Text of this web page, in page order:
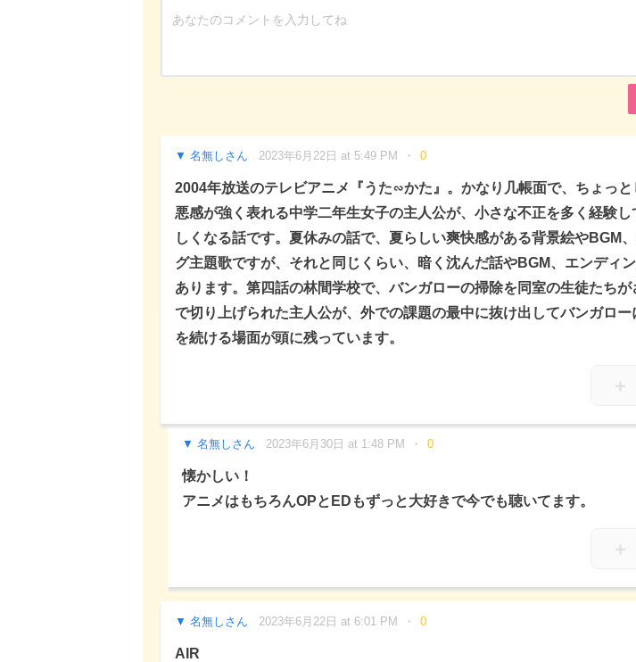
名無しさん 2023年6月22日 at 5:49 PM 0
2004年放送のテレビアニメ『うた∽かた』。かなり几帳面で、ちょっ
悪感が強く表れる中学二年生女子の主人公が、小さな不正を多く経験し
しくなる話です。夏休みの話で、夏らしい爽快感がある背景絵やBGM
グ主題歌ですが、それと同じくらい、暗く沈んだ話やBGM、エンディ
あります。第四話の林間学校で、バンガローの掃除を同室の生徒たちが
で切り上げられた主人公が、外での課題の最中に抜け出してバンガロー
を続ける場面が頭に残っています。
＋
名無しさん 2023年6月30日 at 1:48 PM 0
懐かしい！
アニメはもちろんOPとEDもずっと大好きで今でも聴いてます。
＋
名無しさん 2023年6月22日 at 6:01 PM 0
AIR